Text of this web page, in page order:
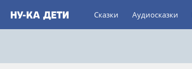
Сказки Аудиосказки